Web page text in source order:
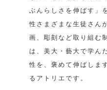
ぶんらしさを伸ばす」
性さまざまな生徒さん
画、彫刻など取り組む
は、美大・藝大で学ん
性を、褒めて伸ばしま
るアトリエです。